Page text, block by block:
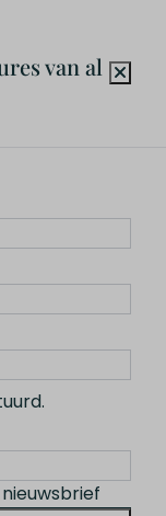
van al